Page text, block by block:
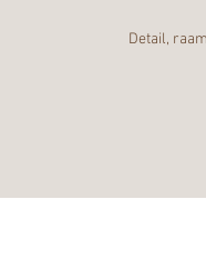
Detail,